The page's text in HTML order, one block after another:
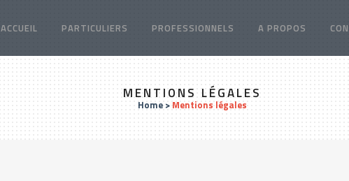
ACCUEIL PARTICULIERS PROFESSIONNELS A PROPOS
MENTIONS LÉGALES
Home > Mentions légales